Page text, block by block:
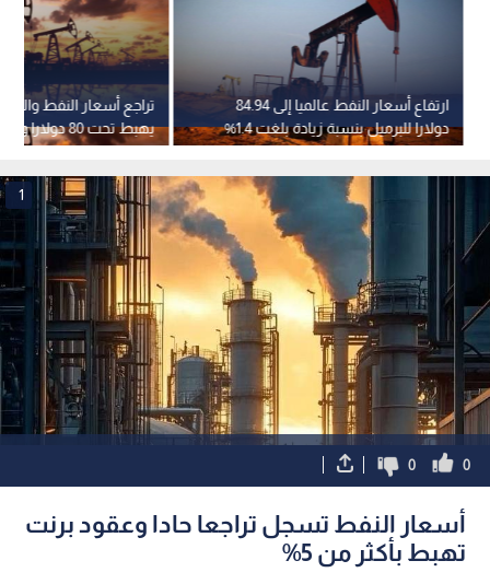
تراجع أسعار النفط
يهبط تحت 80
ارتفاعا
ارتفاع أسعار النفط عالميا إلى 84.94
دولارا للبرميل بنسبة زيادة بلغت 1.4%
1
0
0
أسعار النفط تسجل تراجعا حادا وعقود برنت
تهبط بأكثر من 5%